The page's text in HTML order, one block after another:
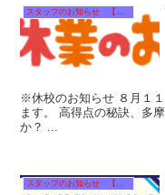
※休校のお知らせ ８月１１日（木）～１６日（火）は休校といたし
ます。 高得点の秘訣、多摩英数進学教室の授業を体験してみません
スタッフのお知らせ 【それぞれのタイトルをクリック！】